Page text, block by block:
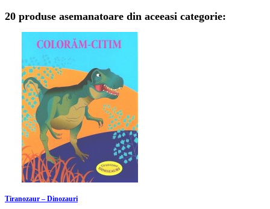
20 produse asemanatoare din aceeasi categorie:
Tiranozaur – Dinozauri